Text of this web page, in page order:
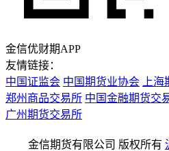
金信优财期APP
友情链接：
中国证监会 中国期货业协会 上
郑州商品交易所 中国金融期货交
广州期货交易所
金信期货有限公司 版权所有